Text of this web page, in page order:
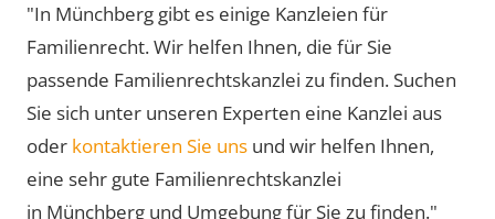
"In Münchberg gibt es einige Kanzleien für
Familienrecht. Wir helfen Ihnen, die für Sie
passende Familienrechtskanzlei zu finden. Suchen
Sie sich unter unseren Experten eine Kanzlei aus
oder kontaktieren Sie uns und wir helfen Ihnen,
eine sehr gute Familienrechtskanzlei
in Münchberg und Umgebung für Sie zu finden."